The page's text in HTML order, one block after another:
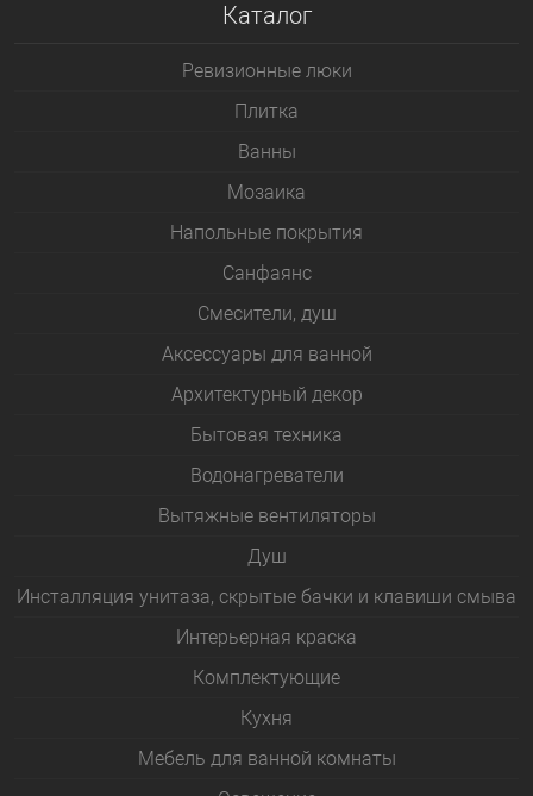
Каталог
Ревизионные люки
Плитка
Bанны
Мозаика
Напольные покрытия
Санфаянс
Смесители, душ
Аксессуары для ванной
Архитектурный декор
Бытовая техника
Водонагреватели
Вытяжные вентиляторы
Душ
Инсталляция унитаза, скрытые бачки и клавиши смыва
Интерьерная краска
Комплектующие
Кухня
Мебель для ванной комнаты